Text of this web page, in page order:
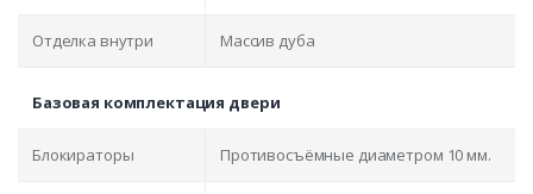
Отделка внутри Массив дуба
Базовая комплектация двери
Блокираторы Противосъёмные диаметром 10 мм.